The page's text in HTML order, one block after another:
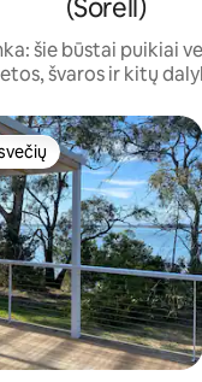
(Sorell)
šie būstai puikiai
švaros ir kitų